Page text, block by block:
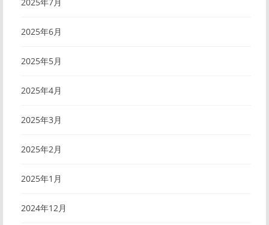
2025年6月
2025年5月
2025年4月
2025年3月
2025年2月
2025年1月
2024年12月